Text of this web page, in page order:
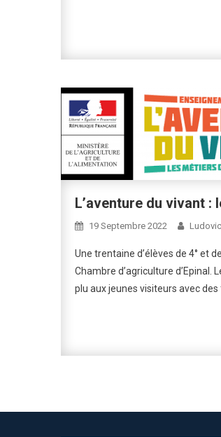
L’aventure du vivant
19 Septembre 2022 Ludovic
Une trentaine d’élèves de 4° et
Chambre d’agriculture
plu aux jeunes visiteurs avec